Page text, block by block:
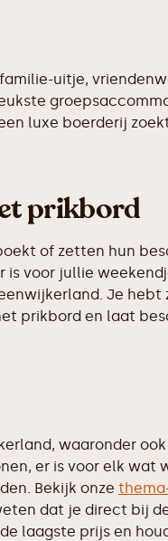
uitje,
luxe boerderij
prikbord
of zetten hun
voor jullie
Je
prikbord en laat
waaronder
er is voor elk wat
Bekijk onze
dat je direct bij
laagste prijs en